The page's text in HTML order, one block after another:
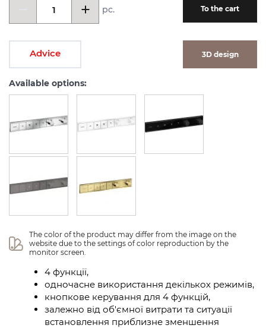
pc. To the cart
Advice 3D design
Available options:
The color of the product may differ from the image on the
website due to the settings of color reproduction by the
monitor screen.
4 функції,
одночасне використання декількох режимів,
кнопкове керування для 4 функцій,
залежно від об'ємної витрати та ситуації
встановлення приблизне зменшення